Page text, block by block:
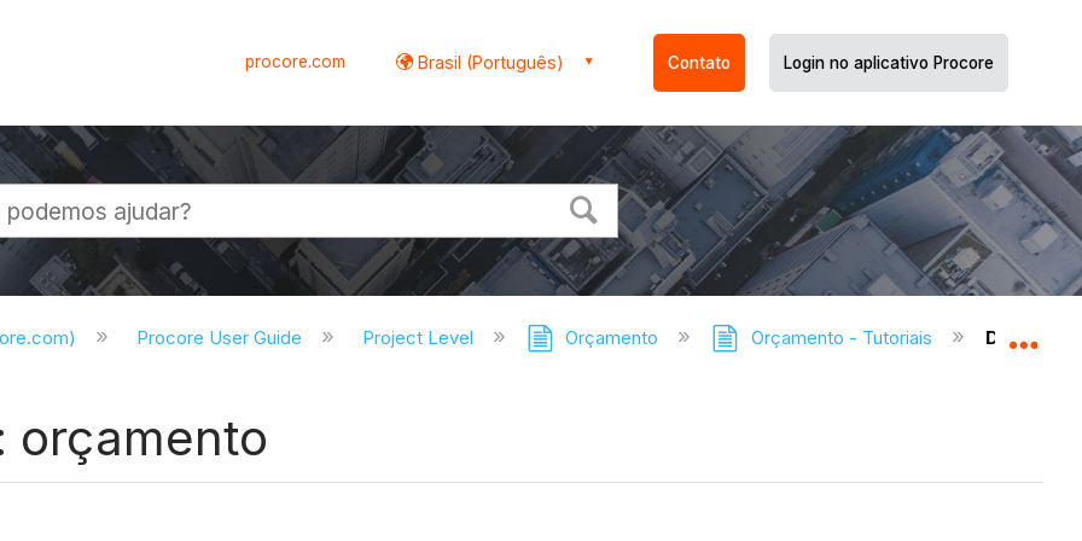
procore.com Brasil (Português) Contato Login no aplicativo Procore
Procore User Guide Project Level Orçamento Orçamento - Tutoriais Definir
orçamento